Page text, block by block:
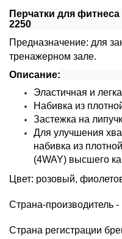
Перчатки для
2250
Предназначение: для
тренажерном зале.
Описание:
Эластичная и
Набивка из
Застежка на
Для улучшения
набивка из
(4WAY) высшего
Цвет: розовый,
Страна-производитель -
Страна регистрации